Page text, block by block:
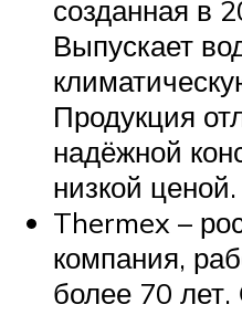
созданная в
Выпускает
Продукция
надёжной
низкой ценой.
Thermex –
компания,
более 70